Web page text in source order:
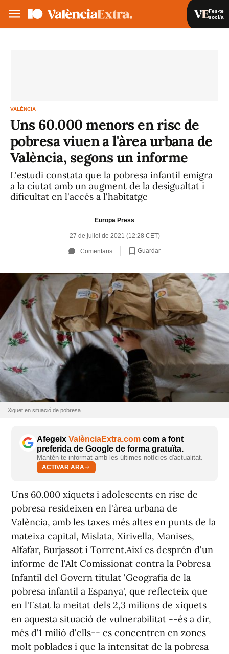
Fes-te
soci/a
VALÈNCIA
Uns 60.000 menors en risc de
pobresa viuen a l'àrea urbana de
València, segons un informe
L'estudi constata que la pobresa infantil emigra
a la ciutat amb un augment de la desigualtat i
dificultat en l'accés a l'habitatge
Europa Press
27 de juliol de 2021 (12:28 CET)
Comentaris Guardar
Xiquet en situació de pobresa
Afegeix ValènciaExtra.com com a font
preferida de Google de forma gratuïta.
Mantén-te informat amb les últimes notícies d'actualitat.
ACTIVAR ARA
Uns 60.000 xiquets i adolescents en risc de
pobresa resideixen en l'àrea urbana de
València, amb les taxes més altes en punts de la
mateixa capital, Mislata, Xirivella, Manises,
Alfafar, Burjassot i Torrent.Així es desprén d'un
informe de l'Alt Comissionat contra la Pobresa
Infantil del Govern titulat 'Geografia de la
pobresa infantil a Espanya', que reflecteix que
en l'Estat la meitat dels 2,3 milions de xiquets
en aquesta situació de vulnerabilitat --és a dir,
més d'1 milió d'ells-- es concentren en zones
molt poblades i que la intensitat de la pobresa